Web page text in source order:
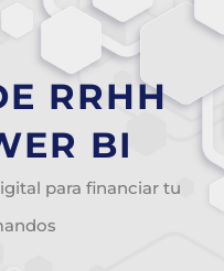
RRHH
BI
para financiar tu